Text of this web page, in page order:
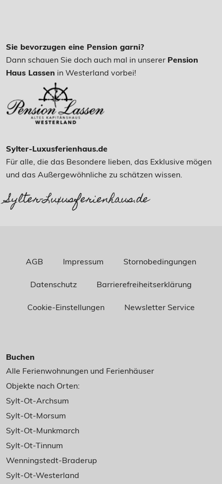
Sie bevorzugen eine Pension garni?
Dann schauen Sie doch auch mal in unserer Pension
Haus Lassen in Westerland vorbei!
Sylter-Luxusferienhaus.de
Für alle, die das Besondere lieben, das Exklusive mögen
und das Außergewöhnliche zu schätzen wissen.
Sylter-Luxusferienhaus.de
AGB Impressum Stornobedingungen
Datenschutz Barrierefreiheitserklärung
Cookie-Einstellungen Newsletter Service
Buchen
Alle Ferienwohnungen und Ferienhäuser
Objekte nach Orten:
Sylt-Ot-Archsum
Sylt-Ot-Morsum
Sylt-Ot-Munkmarch
Sylt-Ot-Tinnum
Wenningstedt-Braderup
Sylt-Ot-Westerland